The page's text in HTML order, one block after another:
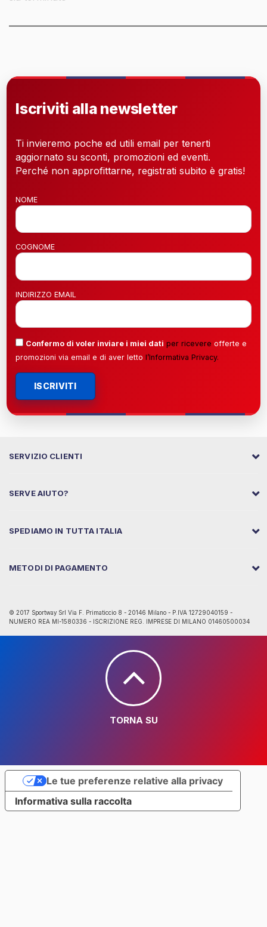
Iscriviti alla newsletter
Ti invieremo poche ed utili email per tenerti
aggiornato su sconti, promozioni ed eventi.
Perché non approfittarne, registrati subito è gratis!
NOME
COGNOME
INDIRIZZO EMAIL
Confermo di voler inviare i miei dati per ricevere offerte e
promozioni via email e di aver letto l’Informativa Privacy.
ISCRIVITI
SERVIZIO CLIENTI
SERVE AIUTO?
SPEDIAMO IN TUTTA ITALIA
METODI DI PAGAMENTO
© 2017 Sportway Srl Via F. Primaticcio 8 - 20146 Milano - P.IVA 12729040159 -
NUMERO REA MI-1580336 - ISCRIZIONE REG. IMPRESE DI MILANO 01460500034
TORNA SU
Informativa sulla raccolta
Le tue preferenze relative alla privacy